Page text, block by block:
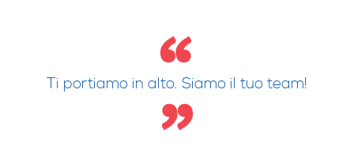
Ti portiamo in alto. Siamo il tuo team!